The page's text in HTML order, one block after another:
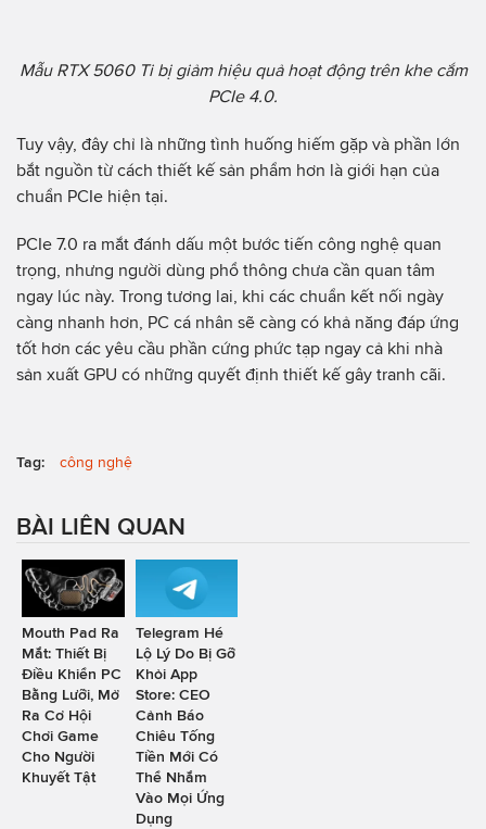
Mẫu RTX 5060 Ti bị giảm hiệu quả hoạt động trên khe cắm
PCIe 4.0.
Tuy vậy, đây chỉ là những tình huống hiếm gặp và phần lớn
bắt nguồn từ cách thiết kế sản phẩm hơn là giới hạn của
chuẩn PCIe hiện tại.
PCIe 7.0 ra mắt đánh dấu một bước tiến công nghệ quan
trọng, nhưng người dùng phổ thông chưa cần quan tâm
ngay lúc này. Trong tương lai, khi các chuẩn kết nối ngày
càng nhanh hơn, PC cá nhân sẽ càng có khả năng đáp ứng
tốt hơn các yêu cầu phần cứng phức tạp ngay cả khi nhà
sản xuất GPU có những quyết định thiết kế gây tranh cãi.
Tag: công nghệ
BÀI LIÊN QUAN
Mouth Pad Ra
Mắt: Thiết Bị
Điều Khiển PC
Bằng Lưỡi, Mở
Ra Cơ Hội
Chơi Game
Cho Người
Khuyết Tật
Telegram Hé
Lộ Lý Do Bị Gỡ
Khỏi App
Store: CEO
Cảnh Báo
Chiêu Tống
Tiền Mới Có
Thể Nhắm
Vào Mọi Ứng
Dụng